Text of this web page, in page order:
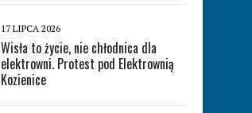
17 LIPCA 2026
Wisła to życie, nie chłodnica dla
elektrowni. Protest pod Elektrownią
Kozienice